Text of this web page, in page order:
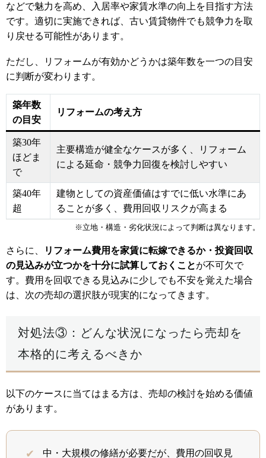
などで魅力を高め、入居率や家賃水準の向上を目指す方法
です。適切に実施できれば、古い賃貸物件でも競争力を取
り戻せる可能性があります。
ただし、リフォームが有効かどうかは築年数を一つの目安
に判断が変わります。
築年数
の目安
リフォームの考え方
築30年
ほどま
で
主要構造が健全なケースが多く、リフォーム
による延命・競争力回復を検討しやすい
築40年
超
建物としての資産価値はすでに低い水準にあ
ることが多く、費用回収リスクが高まる
※立地・構造・劣化状況によって判断は異なります。
さらに、
リフォーム費用を家賃に転嫁できるか・投資回収
の見込みが立つかを十分に試算しておくことが不可欠で
す。費用を回収できる見込みに少しでも不安を覚えた場合
は、次の売却の選択肢が現実的になってきます。
対処法③：どんな状況になったら売却を
本格的に考えるべきか
以下のケースに当てはまる方は、売却の検討を始める価値
があります。
中・大規模の修繕が必要だが、費用の回収見